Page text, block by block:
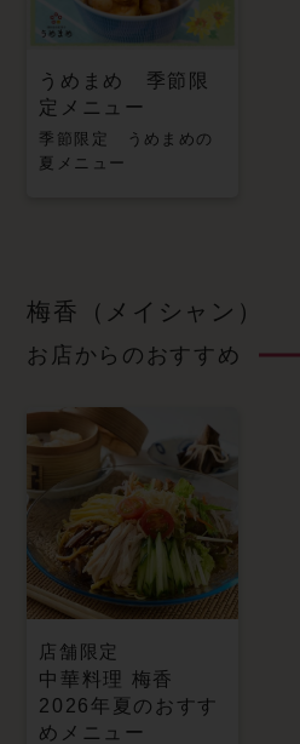
うめまめ 季節限
定メニュー
季節限定 うめまめの
夏メニュー
梅香（メイシャン）
お店からのおすすめ
店舗限定
中華料理 梅香
2026年夏のおすす
めメニュー